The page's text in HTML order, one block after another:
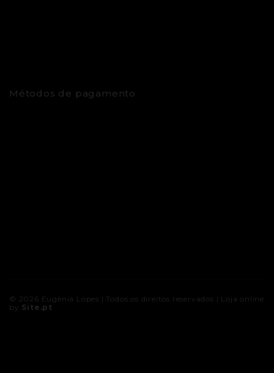
Métodos de pagamento
© 2026 Eugénia Lopes | Todos os direitos reservados | Loja online
by Site.pt